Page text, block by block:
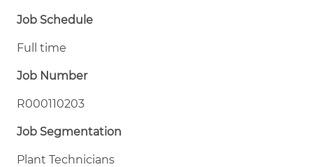
Job Schedule
Full time
Job Number
R000110203
Job Segmentation
Plant Technicians